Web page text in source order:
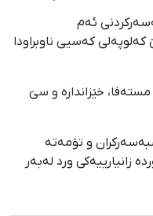
ئەم
کەسیی ناوبراودا
٤٥ ساڵ، کوڕی مستەفا، خێزاندارە و سێ
و تۆمەتە
زانیارییەکی ورد لەبەر